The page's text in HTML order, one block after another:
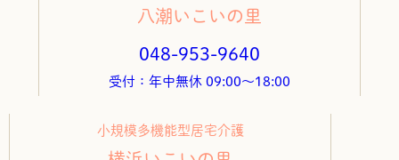
八潮いこいの里
048-953-9640
受付：年中無休 09:00～18:00
小規模多機能型居宅介護